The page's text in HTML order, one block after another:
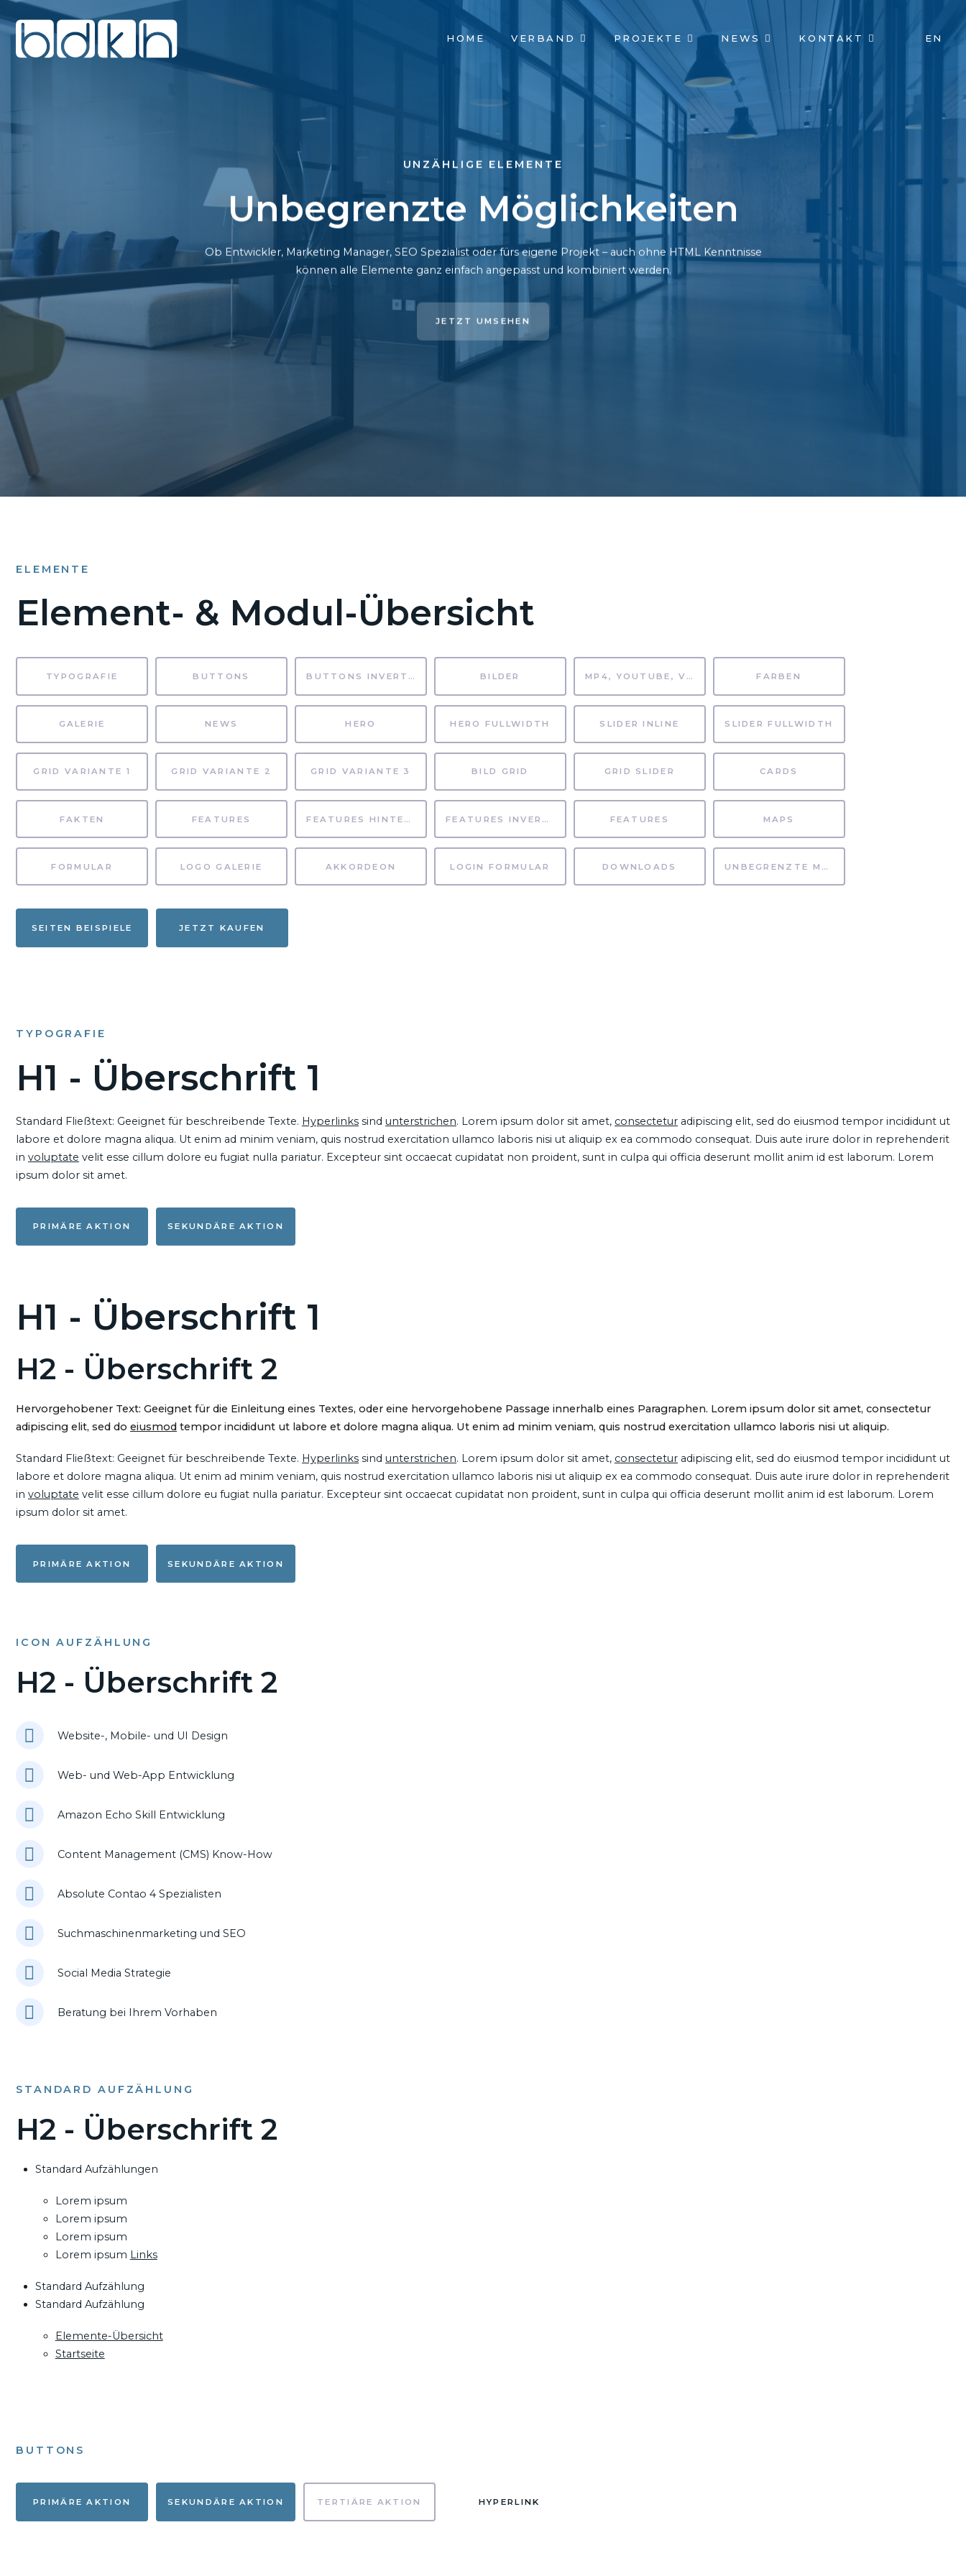
NAVIGATION
ÜBERSPRINGEN
HOME VERBAND PROJEKTE NEWS KONTAKT EN
UNZÄHLIGE ELEMENTE
Unbegrenzte Möglichkeiten
Ob Entwickler, Marketing Manager, SEO Spezialist oder fürs eigene Projekt – auch ohne HTML Kenntnisse
können alle Elemente ganz einfach angepasst und kombiniert werden.
JETZT UMSEHEN
ELEMENTE
Element- & Modul-Übersicht
TYPOGRAFIE BUTTONS BUTTONS INVERTIERT BILDER MP4, YOUTUBE, VIMEO FARBEN
GALERIE NEWS HERO HERO FULLWIDTH SLIDER INLINE SLIDER FULLWIDTH
GRID VARIANTE 1 GRID VARIANTE 2 GRID VARIANTE 3 BILD GRID GRID SLIDER CARDS
FAKTEN FEATURES FEATURES HINTERGRUND FEATURES INVERTIERT FEATURES MAPS
FORMULAR LOGO GALERIE AKKORDEON LOGIN FORMULAR DOWNLOADS UNBEGRENZTE MÖGLICHKEITEN
SEITEN BEISPIELE JETZT KAUFEN
TYPOGRAFIE
H1 - Überschrift 1
Standard Fließtext: Geeignet für beschreibende Texte. Hyperlinks sind unterstrichen. Lorem ipsum dolor sit amet, consectetur adipiscing elit, sed do eiusmod tempor incididunt ut
labore et dolore magna aliqua. Ut enim ad minim veniam, quis nostrud exercitation ullamco laboris nisi ut aliquip ex ea commodo consequat. Duis aute irure dolor in reprehenderit
in voluptate velit esse cillum dolore eu fugiat nulla pariatur. Excepteur sint occaecat cupidatat non proident, sunt in culpa qui officia deserunt mollit anim id est laborum. Lorem
ipsum dolor sit amet.
PRIMÄRE AKTION SEKUNDÄRE AKTION
H1 - Überschrift 1
H2 - Überschrift 2
Hervorgehobener Text: Geeignet für die Einleitung eines Textes, oder eine hervorgehobene Passage innerhalb eines Paragraphen. Lorem ipsum dolor sit amet, consectetur
adipiscing elit, sed do eiusmod tempor incididunt ut labore et dolore magna aliqua. Ut enim ad minim veniam, quis nostrud exercitation ullamco laboris nisi ut aliquip.
Standard Fließtext: Geeignet für beschreibende Texte. Hyperlinks sind unterstrichen. Lorem ipsum dolor sit amet, consectetur adipiscing elit, sed do eiusmod tempor incididunt ut
labore et dolore magna aliqua. Ut enim ad minim veniam, quis nostrud exercitation ullamco laboris nisi ut aliquip ex ea commodo consequat. Duis aute irure dolor in reprehenderit
in voluptate velit esse cillum dolore eu fugiat nulla pariatur. Excepteur sint occaecat cupidatat non proident, sunt in culpa qui officia deserunt mollit anim id est laborum. Lorem
ipsum dolor sit amet.
PRIMÄRE AKTION SEKUNDÄRE AKTION
ICON AUFZÄHLUNG
H2 - Überschrift 2
Website-, Mobile- und UI Design
Web- und Web-App Entwicklung
Amazon Echo Skill Entwicklung
Content Management (CMS) Know-How
Absolute Contao 4 Spezialisten
Suchmaschinenmarketing und SEO
Social Media Strategie
Beratung bei Ihrem Vorhaben
STANDARD AUFZÄHLUNG
H2 - Überschrift 2
Standard Aufzählungen
Lorem ipsum
Lorem ipsum
Lorem ipsum
Lorem ipsum Links
Standard Aufzählung
Standard Aufzählung
Elemente-Übersicht
Startseite
BUTTONS
PRIMÄRE AKTION SEKUNDÄRE AKTION TERTIÄRE AKTION HYPERLINK